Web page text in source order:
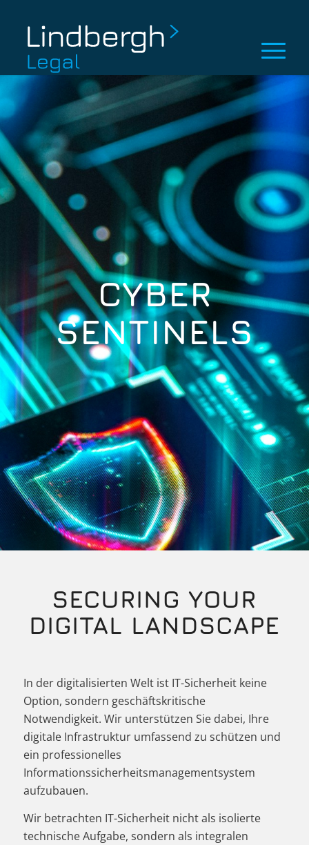
CYBER
SENTINELS
SECURING YOUR
DIGITAL LANDSCAPE
In der digitalisierten Welt ist IT-Sicherheit keine
Option, sondern geschäftskritische
Notwendigkeit. Wir unterstützen Sie dabei, Ihre
digitale Infrastruktur umfassend zu schützen und
ein professionelles
Informationssicherheitsmanagementsystem
aufzubauen.
Wir betrachten IT-Sicherheit nicht als isolierte
technische Aufgabe, sondern als integralen